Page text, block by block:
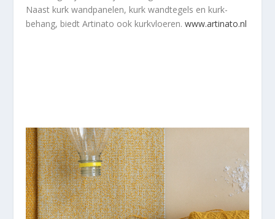
Naast kurk wandpanelen, kurk wandtegels en kurk-
behang, biedt Artinato ook kurkvloeren.www.artinato.nl